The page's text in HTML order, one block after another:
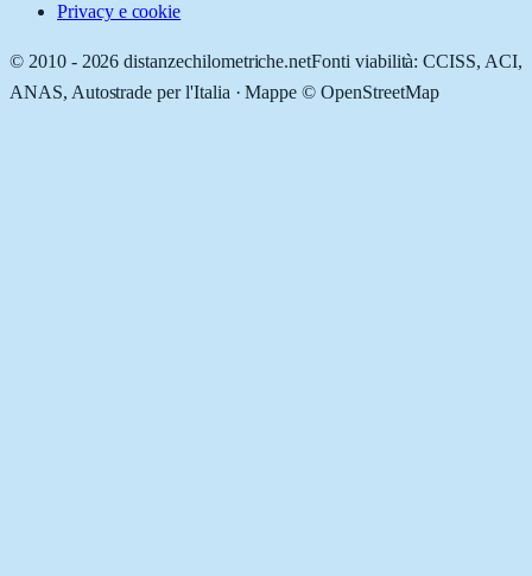
Privacy e cookie
© 2010 - 2026 distanzechilometriche.netFonti viabilità: CCISS, ACI,
ANAS, Autostrade per l'Italia · Mappe © OpenStreetMap